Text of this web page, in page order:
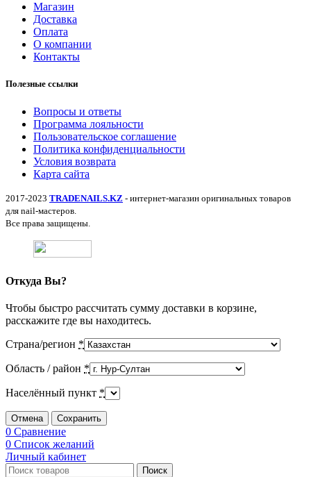
Магазин
Доставка
Оплата
О компании
Контакты
Полезные ссылки
Вопросы и ответы
Программа лояльности
Пользовательское соглашение
Политика конфиденциальности
Условия возврата
Карта сайта
2017-2023 TRADENAILS.KZ - интернет-магазин оригинальных товаров
для nail-мастеров.
Все права защищены.
Откуда Вы?
Чтобы быстро рассчитать сумму доставки в корзине,
расскажите где вы находитесь.
Страна/регион *
Область / район *
Населённый пункт *
Отмена Сохранить
0 Сравнение
0 Список желаний
Личный кабинет
Поиск